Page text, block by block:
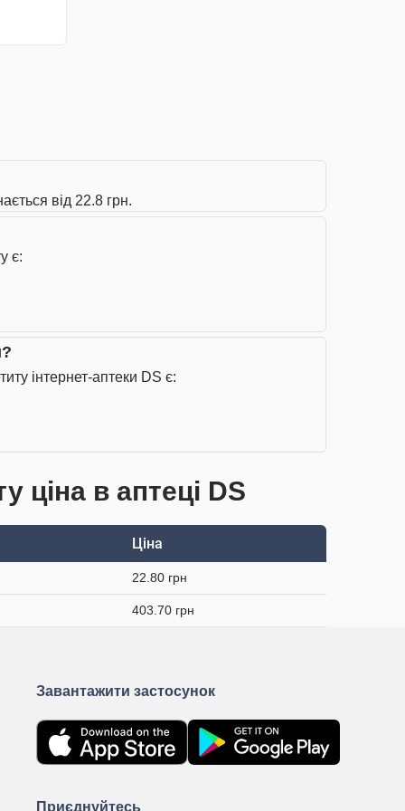
від 22.8 грн.
є:
інтернет-аптеки DS є:
ціна в аптеці DS
Ціна
22.80 грн
403.70 грн
Завантажити застосунок
Приєднуйтесь